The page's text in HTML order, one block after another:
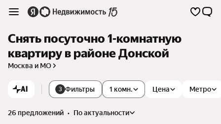
Снять посуточно 1-комнатную
квартиру в районе Донской
Москва и МО
AI 3 Фильтры Цена
1 комн. Метро
26 предложений •
по актуальности